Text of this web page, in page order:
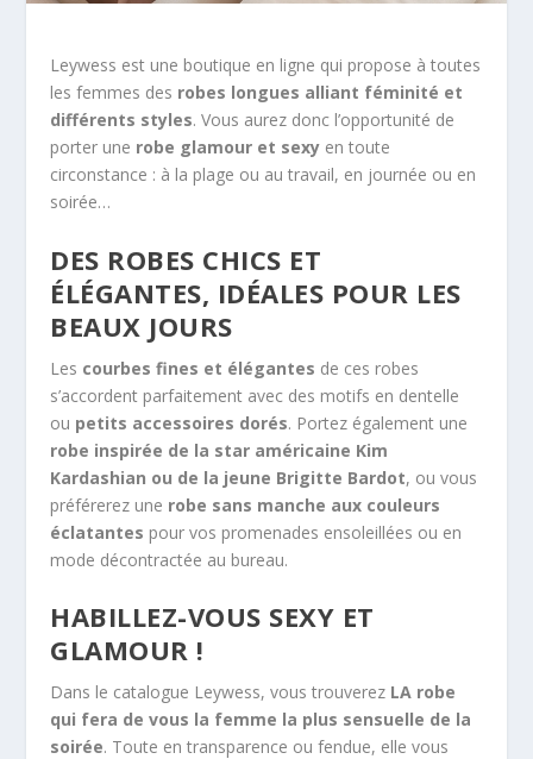
Leywess est une boutique en ligne qui propose à toutes
les femmes des robes longues alliant féminité et
différents styles. Vous aurez donc l’opportunité de
porter une robe glamour et sexy en toute
circonstance : à la plage ou au travail, en journée ou en
soirée…
DES ROBES CHICS ET
ÉLÉGANTES, IDÉALES POUR LES
BEAUX JOURS
Les courbes fines et élégantes de ces robes
s’accordent parfaitement avec des motifs en dentelle
ou petits accessoires dorés. Portez également une
robe inspirée de la star américaine Kim
Kardashian ou de la jeune Brigitte Bardot, ou vous
préférerez une robe sans manche aux couleurs
éclatantes pour vos promenades ensoleillées ou en
mode décontractée au bureau.
HABILLEZ-VOUS SEXY ET
GLAMOUR !
Dans le catalogue Leywess, vous trouverez LA robe
qui fera de vous la femme la plus sensuelle de la
soirée. Toute en transparence ou fendue, elle vous